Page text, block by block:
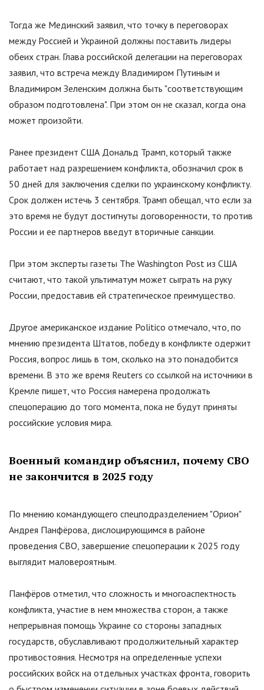
Тогда же Мединский заявил, что точку в переговорах
между Россией и Украиной должны поставить лидеры
обеих стран. Глава российской делегации на переговорах
заявил, что встреча между Владимиром Путиным и
Владимиром Зеленским должна быть "соответствующим
образом подготовлена". При этом он не сказал, когда она
может произойти.
Ранее президент США Дональд Трамп, который также
работает над разрешением конфликта, обозначил срок в
50 дней для заключения сделки по украинскому конфликту.
Срок должен истечь 3 сентября. Трамп обещал, что если за
это время не будут достигнуты договоренности, то против
России и ее партнеров введут вторичные санкции.
При этом эксперты газеты The Washington Post из США
считают, что такой ультиматум может сыграть на руку
России, предоставив ей стратегическое преимущество.
Другое американское издание Politico отмечало, что, по
мнению президента Штатов, победу в конфликте одержит
Россия, вопрос лишь в том, сколько на это понадобится
времени. В это же время Reuters со ссылкой на источники в
Кремле пишет, что Россия намерена продолжать
спецоперацию до того момента, пока не будут приняты
российские условия мира.
Военный командир объяснил, почему СВО
не закончится в 2025 году
По мнению командующего спецподразделением "Орион"
Андрея Панфёрова, дислоцирующимся в районе
проведения СВО, завершение спецоперации к 2025 году
выглядит маловероятным.
Панфёров отметил, что сложность и многоаспектность
конфликта, участие в нем множества сторон, а также
непрерывная помощь Украине со стороны западных
государств, обуславливают продолжительный характер
противостояния. Несмотря на определенные успехи
российских войск на отдельных участках фронта, говорить